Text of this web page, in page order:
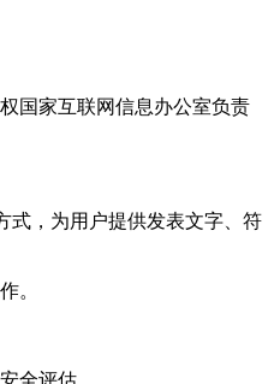
国家互联网信息办公室负责
式，为用户提供发表文字、符
。
全评估。